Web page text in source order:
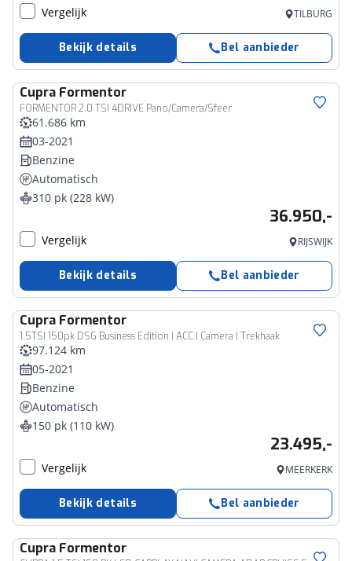
Vergelijk TILBURG
Bekijk details Bel aanbieder
Cupra Formentor
FORMENTOR 2.0 TSI 4DRIVE Pano/Camera/Sfeer
61.686 km
03-2021
Benzine
Automatisch
310 pk (228 kW)
36.950,-
Vergelijk RIJSWIJK
Bekijk details Bel aanbieder
Cupra Formentor
1.5TSI 150pk DSG Business Edition | ACC | Camera | Trekhaak
97.124 km
05-2021
Benzine
Automatisch
150 pk (110 kW)
23.495,-
Vergelijk MEERKERK
Bekijk details Bel aanbieder
Cupra Formentor